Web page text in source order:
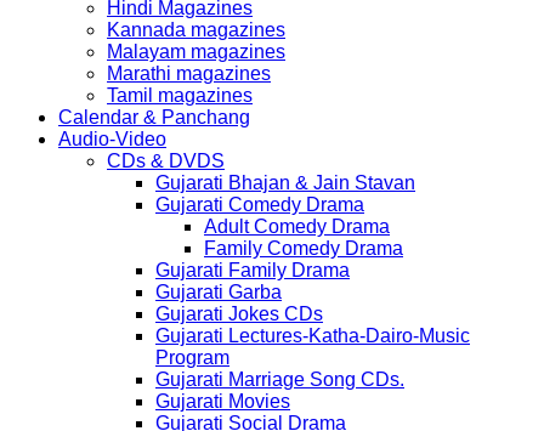
Hindi Magazines
Kannada magazines
Malayam magazines
Marathi magazines
Tamil magazines
Calendar & Panchang
Audio-Video
CDs & DVDS
Gujarati Bhajan & Jain Stavan
Gujarati Comedy Drama
Adult Comedy Drama
Family Comedy Drama
Gujarati Family Drama
Gujarati Garba
Gujarati Jokes CDs
Gujarati Lectures-Katha-Dairo-Music
Program
Gujarati Marriage Song CDs.
Gujarati Movies
Gujarati Social Drama